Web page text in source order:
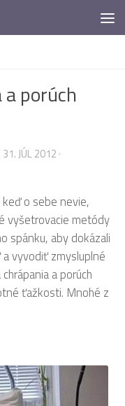
porúch
31. JÚL 2012 ·
o sebe nevie,
vyšetrovacie metódy
spánku, aby dokázali
vyvodiť zmysluplné
a porúch
ťažkosti. Mnohé z